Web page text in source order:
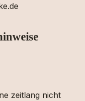
zeitlang nicht